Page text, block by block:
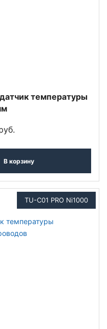
температуры
В корзину
TU-C01 PRO Ni1000